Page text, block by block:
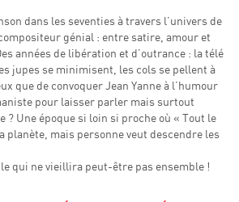
dans les seventies à travers l’univers de
génial : entre satire, amour et
années de libération et d’outrance : la télé
jupes se minimisent, les cols se pellent à
que de convoquer Jean Yanne à l’humour
pour laisser parler mais surtout
? Une époque si loin si proche où « Tout le
planète, mais personne veut descendre les
qui ne vieillira peut-être pas ensemble !